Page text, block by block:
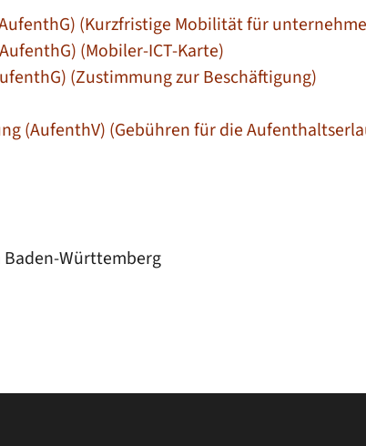
(Kurzfristige Mobilität für
(Mobiler-ICT-Karte)
(Zustimmung zur Beschäftigung)
(AufenthV) (Gebühren für die
Württemberg